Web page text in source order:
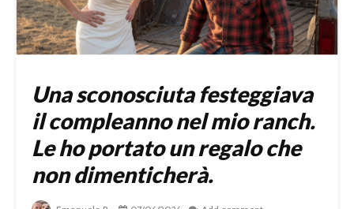
Una sconosciuta festeggiava
il compleanno nel mio ranch.
Le ho portato un regalo che
non dimenticherà.